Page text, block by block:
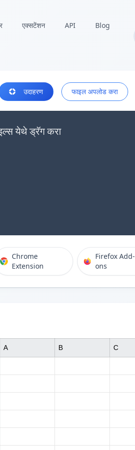
एक्सटेंशन API
Blog
उदाहरण फाइल अपलोड करा
येथे ड्रॅग करा
Chrome
Extension
Firefox Add-
ons
A B C